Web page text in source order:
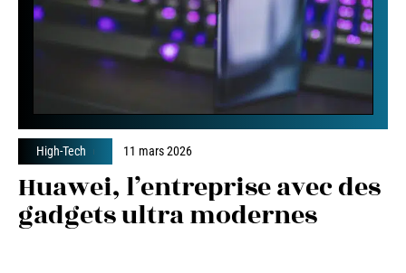
High-Tech 11 mars 2026
Huawei, l’entreprise avec des
gadgets ultra modernes